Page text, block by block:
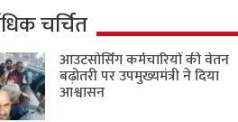
चर्चित
आउटसोर्सिंग कर्मचारियों की वेतन
बढ़ोतरी पर उपमुख्यमंत्री ने दिया
आश्वासन